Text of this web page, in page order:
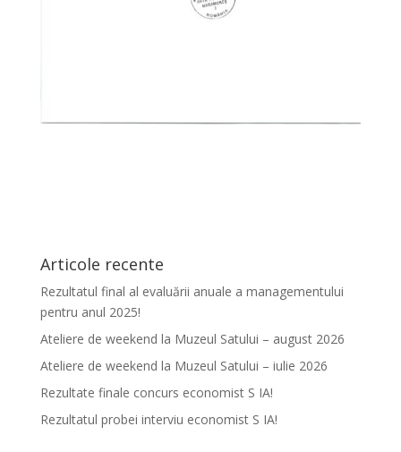
Articole recente
Rezultatul final al evaluării anuale a managementului
pentru anul 2025!
Ateliere de weekend la Muzeul Satului – august 2026
Ateliere de weekend la Muzeul Satului – iulie 2026
Rezultate finale concurs economist S IA!
Rezultatul probei interviu economist S IA!